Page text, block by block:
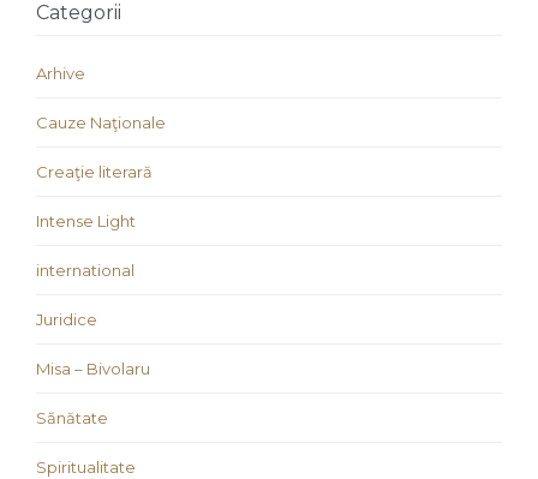
Categorii
Arhive
Cauze Naţionale
Creaţie literară
Intense Light
international
Juridice
Misa – Bivolaru
Sănătate
Spiritualitate